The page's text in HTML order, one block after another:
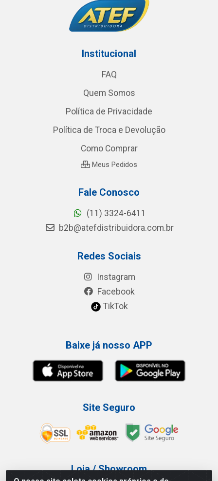
Institucional
FAQ
Quem Somos
Política de Privacidade
Política de Troca e Devolução
Como Comprar
Meus Pedidos
Fale Conosco
(11) 3324-6411
b2b@atefdistribuidora.com.br
Redes Sociais
Instagram
Facebook
TikTok
Baixe já nosso APP
Site Seguro
Loja / Showroom